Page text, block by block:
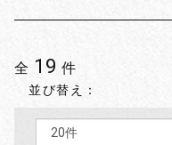
全 19 件
並び替え：